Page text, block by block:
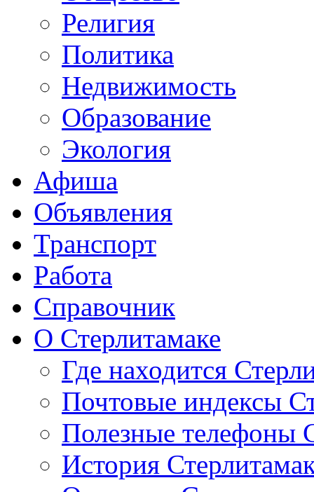
Религия
Политика
Недвижимость
Образование
Экология
Афиша
Объявления
Транспорт
Работа
Справочник
О Стерлитамаке
Где находится
Почтовые индексы
Полезные телефоны
История